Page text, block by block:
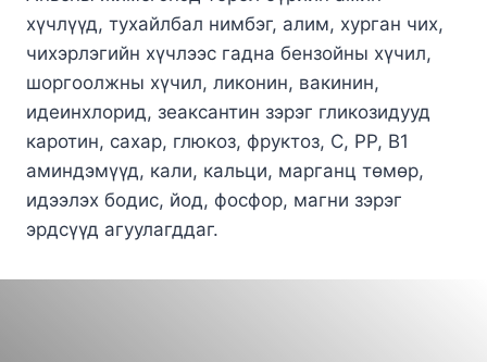
хүчлүүд, тухайлбал нимбэг, алим, хурган чих,
чихэрлэгийн хүчлээс гадна бензойны хүчил,
шоргоолжны хүчил, ликонин, вакинин,
идеинхлорид, зеаксантин зэрэг гликозидууд
каротин, сахар, глюкоз, фруктоз, С, РР, В1
аминдэмүүд, кали, кальци, марганц төмөр,
идээлэх бодис, йод, фосфор, магни зэрэг
эрдсүүд агуулагддаг.